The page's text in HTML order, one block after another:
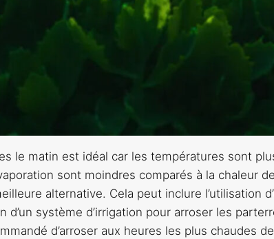
le matin est idéal car les températures sont
sont moindres comparés à la chaleur
alternative. Cela peut inclure l’utilisation
d’un système d’irrigation pour arroser les
d’arroser aux heures les plus chaudes